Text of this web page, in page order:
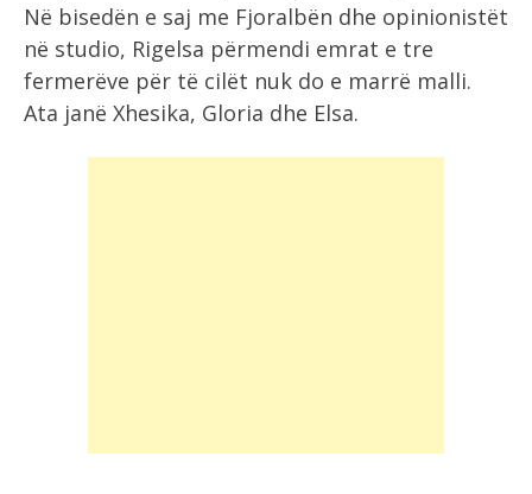
Në bisedën e saj me Fjoralbën dhe opinionistët
në studio, Rigelsa përmendi emrat e tre
fermerëve për të cilët nuk do e marrë malli.
Ata janë Xhesika, Gloria dhe Elsa.